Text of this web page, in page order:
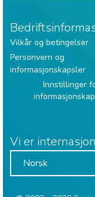
Vilkår og betingelser
Personvern og
informasjonskapsler
Innstillinger
Vi er